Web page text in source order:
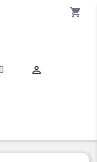

shopping_cart